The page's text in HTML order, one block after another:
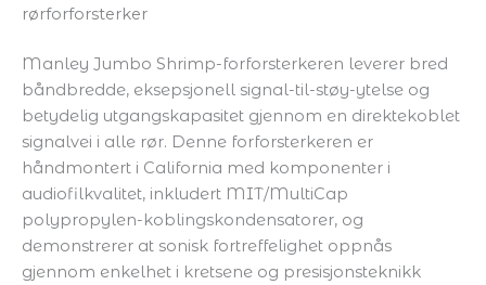
rørforforsterker
Manley Jumbo Shrimp-forforsterkeren leverer bred
båndbredde, eksepsjonell signal-til-støy-ytelse og
betydelig utgangskapasitet gjennom en direktekoblet
signalvei i alle rør. Denne forforsterkeren er
håndmontert i California med komponenter i
audiofilkvalitet, inkludert MIT/MultiCap
polypropylen-koblingskondensatorer, og
demonstrerer at sonisk fortreffelighet oppnås
gjennom enkelhet i kretsene og presisjonsteknikk